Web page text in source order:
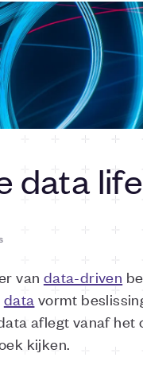
data
van data-driven
data vormt
aflegt vanaf
kijken.